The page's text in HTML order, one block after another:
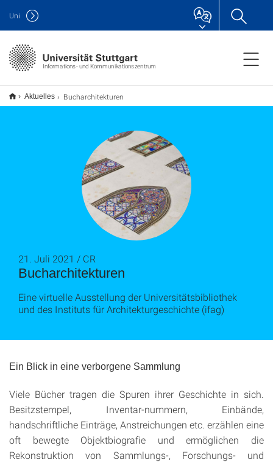
Informations- und Kommunikationszentrum
Uni
Aktuelles Bucharchitekturen
Bucharchitekturen
21. Juli 2021 / CR
Eine virtuelle Ausstellung der Universitätsbibliothek
und des Instituts für Architekturgeschichte (ifag)
Ein Blick in eine verborgene Sammlung
Viele Bücher tragen die Spuren ihrer Geschichte in sich.
Besitzstempel, Inventar-nummern, Einbände,
handschriftliche Einträge, Anstreichungen etc. erzählen eine
oft bewegte Objektbiografie und ermöglichen die
Rekonstruktion von Sammlungs-, Forschungs- und